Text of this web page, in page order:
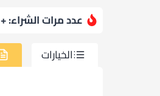
عدد مرات الشراء: +6172
الخيارات